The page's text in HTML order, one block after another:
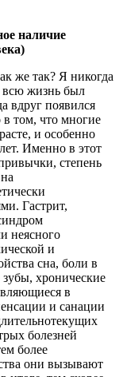
наличие
же так? Я никогда
всю жизнь был
вдруг появился
в том, что многие
и особенно
Именно в этот
степень
Гастрит,
неясного
и
сна, боли в
хронические
в
и санации
болезней
более
они вызывают